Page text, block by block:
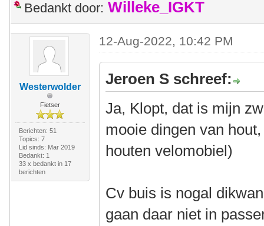
Bedankt door: Willeke_IGKT
Westerwolder
Fietser
Berichten: 51
Topics: 7
Lid sinds: Mar 2019
Bedankt: 1
33 x bedankt in 17
berichten
12-Aug-2022, 10:42 PM
Jeroen S schreef:
Ja, Klopt, dat is mijn
mooie dingen van
houten velomobiel)
Cv buis is nogal
gaan daar niet in